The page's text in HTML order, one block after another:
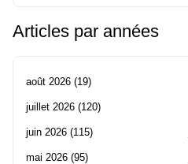
Articles par années
août 2026 (19)
juillet 2026 (120)
juin 2026 (115)
mai 2026 (95)